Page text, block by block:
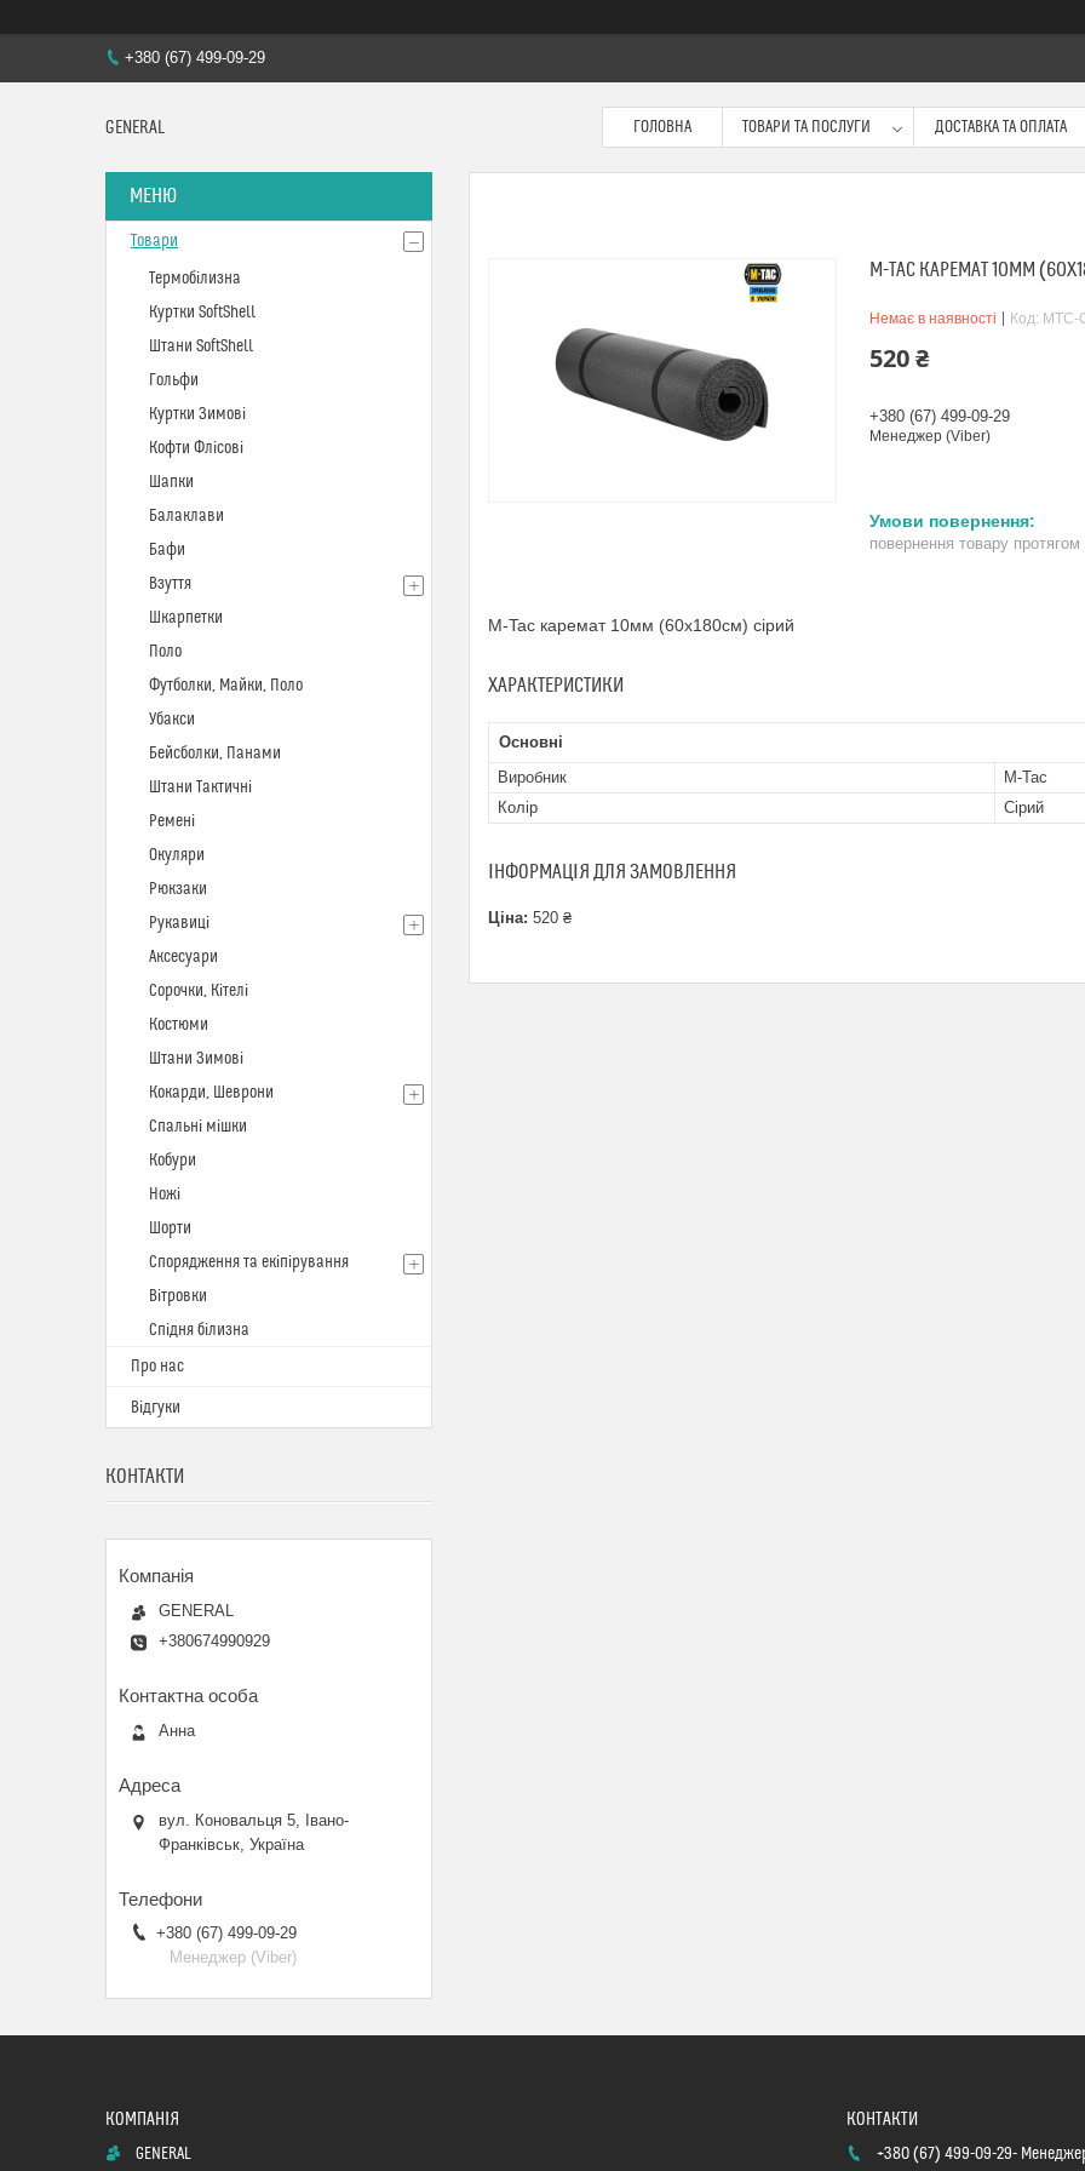
+380 (67) 499-09-29
GENERAL ГОЛОВНА ТОВАРИ ТА ПОСЛУГИ ДОСТАВКА ТА ОПЛАТА
M-TAC КАРЕМАТ 10ММ
Немає в наявності Код: MTC-
520 ₴
+380 (67) 499-09-29
Менеджер (Viber)
повернення товару протягом
M-Tac каремат 10мм (60х180см) сірий
ХАРАКТЕРИСТИКИ
Основні
Виробник
M-Tac
Колір
Сірий
ІНФОРМАЦІЯ ДЛЯ ЗАМОВЛЕННЯ
Ціна: 520 ₴
Товари
Термобілизна
Куртки SoftShell
Штани SoftShell
Гольфи
Куртки Зимові
Кофти Флісові
Шапки
Балаклави
Бафи
Взуття
Шкарпетки
Поло
Футболки, Майки, Поло
Убакси
Бейсболки, Панами
Штани Тактичні
Ремені
Окуляри
Рюкзаки
Рукавиці
Аксесуари
Сорочки, Кітелі
Костюми
Штани Зимові
Кокарди, Шеврони
Спальні мішки
Кобури
Ножі
Шорти
Спорядження та екіпірування
Вітровки
Спідня білизна
Про нас
Відгуки
КОНТАКТИ
GENERAL
+380674990929
Анна
вул. Коновальця 5, Івано-
Франківськ, Україна
+380 (67) 499-09-29
Менеджер (Viber)
GENERAL +380 (67) 499-09-29